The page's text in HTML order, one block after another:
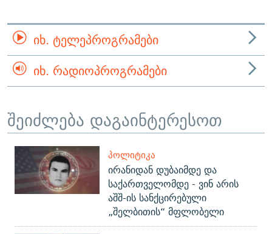
ᲘᲮ. ᲢᲔᲚᲔᲞᲠᲝᲒᲠᲐᲛᲔᲑᲘ
ᲘᲮ. ᲠᲐᲓᲘᲝᲞᲠᲝᲒᲠᲐᲛᲔᲑᲘ
შეიძლება დაგაინტერესოთ
ᲞᲝᲚᲘᲢᲘᲙᲐ
ირანიდან დუბაიმდე და
საქართველომდე - ვინ არის
აშშ-ის სანქცირებული
„შელბითის“ მფლობელი